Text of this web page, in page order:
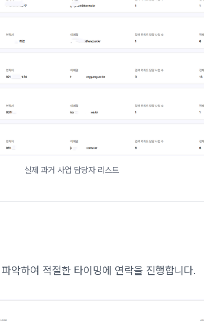
실제 과거 사업 담당자 리스트
악하여 적절한 타이밍에 연락을 진행합니다.